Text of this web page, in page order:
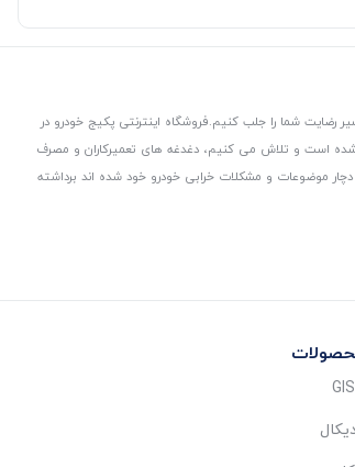
رضایت شما را جلب کنیم.فروشگاه اینترنتی پکیج خودرو در
شده است و تلاش می کنیم، دغدغه های تعمیرکاران و مصرف
موضوعات و مشکلات خرابی خودرو خود شده اند برداشته